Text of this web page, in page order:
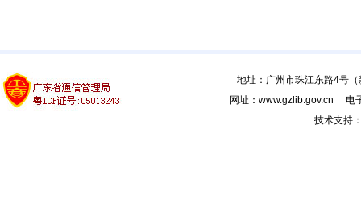
地址：广州市珠江东路4
网址：www.gzlib.gov.cn 电
技术支持